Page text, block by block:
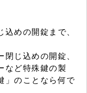
めの開錠まで、
じ込めの開錠、
など特殊鍵の製
」のことなら何で